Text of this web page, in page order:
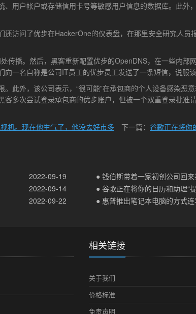
用户帐户或存储信用卡号等敏感用户信息的数据库。此
访问了优步在HackerOne的仪表盘，在那里安全研究人
传播。然后，黑客重新配置优步的OpenDNS，在一些内部
一名自称是公司IT员工的优步员工发送了一条短信，说服该
此外，该公司表示，“很可能”在承包商的个人设备感染恶
多次尝试登录承包商的优步账户，但被一个双重登录批准
机。现在他生气了，他没去好市多 下一篇： 谷歌正在将你
2022-09-19
2022-09-14 ● 谷歌正在将你的日历和助理“
2022-09-22 ● 惠普推出笔记本电脑的方式
相关链接
关于我们
价格标准
免责声明